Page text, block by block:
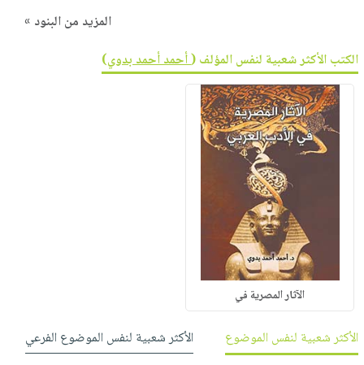
المزيد من البنود »
الكتب الأكثر شعبية لنفس المؤلف (أحمد أحمد بدوي)
الآثار المصرية في
الأكثر شعبية لنفس الموضوع الأكثر شعبية لنفس الموضوع الفرعي